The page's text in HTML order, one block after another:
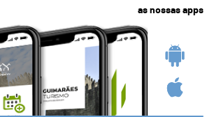
as nossas apps